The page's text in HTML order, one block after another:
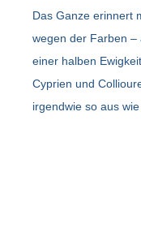
Das Ganze erinnert
wegen der Farben –
einer halben
Cyprien und
irgendwie so aus